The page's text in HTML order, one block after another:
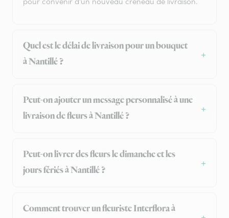
Quel est le délai de livraison pour un bouquet
à Nantillé ?
Peut-on ajouter un message personnalisé à une
livraison de fleurs à Nantillé ?
Peut-on livrer des fleurs le dimanche et les
jours fériés à Nantillé ?
Comment trouver un fleuriste Interflora à